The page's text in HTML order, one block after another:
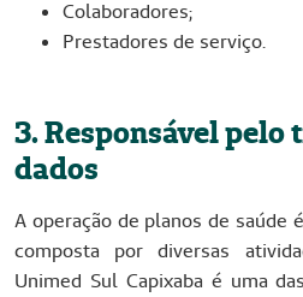
Colaboradores;
Prestadores de serviço.
3. Responsável pelo
dados
A operação de planos de saúde
composta por diversas
Unimed Sul Capixaba é uma